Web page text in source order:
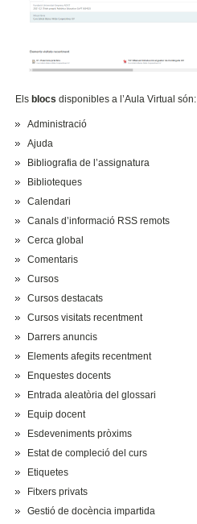
Els blocsdisponibles a l’Aula Virtual són:
Administració
Ajuda
Bibliografia de l’assignatura
Biblioteques
Calendari
Canals d’informació RSS remots
Cerca global
Comentaris
Cursos
Cursos destacats
Cursos visitats recentment
Darrers anuncis
Elements afegits recentment
Enquestes docents
Entrada aleatòria del glossari
Equip docent
Esdeveniments pròxims
Estat de compleció del curs
Etiquetes
Fitxers privats
Gestió de docència impartida